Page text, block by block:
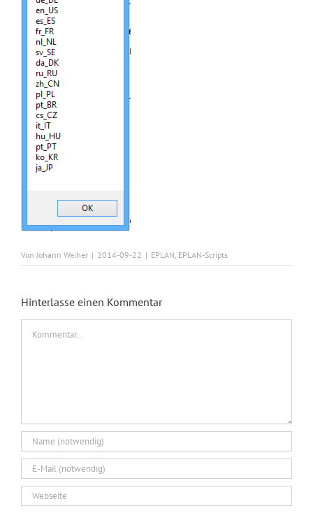
VonJohann Weiher | 2014-09-22 | EPLAN, EPLAN-Scripts
Hinterlasse einen Kommentar